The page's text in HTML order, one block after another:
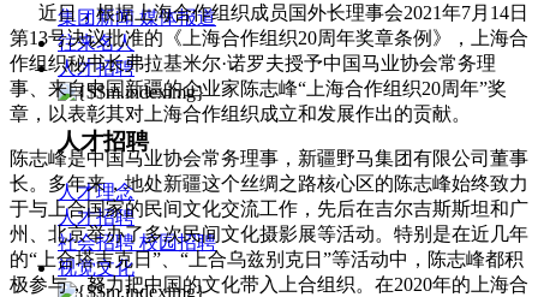
集团新闻 媒体报道
往来名人
人才招聘
人才招聘
人才理念
人才招聘
社会招聘 校园招聘
视觉文化
近日，根据上海合作组织成员国外长理事会2021年7月14日
第13号决议批准的《上海合作组织20周年奖章条例》，上海合
作组织秘书长弗拉基米尔·诺罗夫授予中国马业协会常务理
事、来自中国新疆的企业家陈志峰“上海合作组织20周年”奖
章，以表彰其对上海合作组织成立和发展作出的贡献。
陈志峰是中国马业协会常务理事，新疆野马集团有限公司董事
长。多年来，地处新疆这个丝绸之路核心区的陈志峰始终致力
于与上合国家的民间文化交流工作，先后在吉尔吉斯斯坦和广
州、北京举办了多次民间文化摄影展等活动。特别是在近几年
的“上合塔吉克日”、“上合乌兹别克日”等活动中，陈志峰都积
极参与，努力把中国的文化带入上合组织。在2020年的上海合